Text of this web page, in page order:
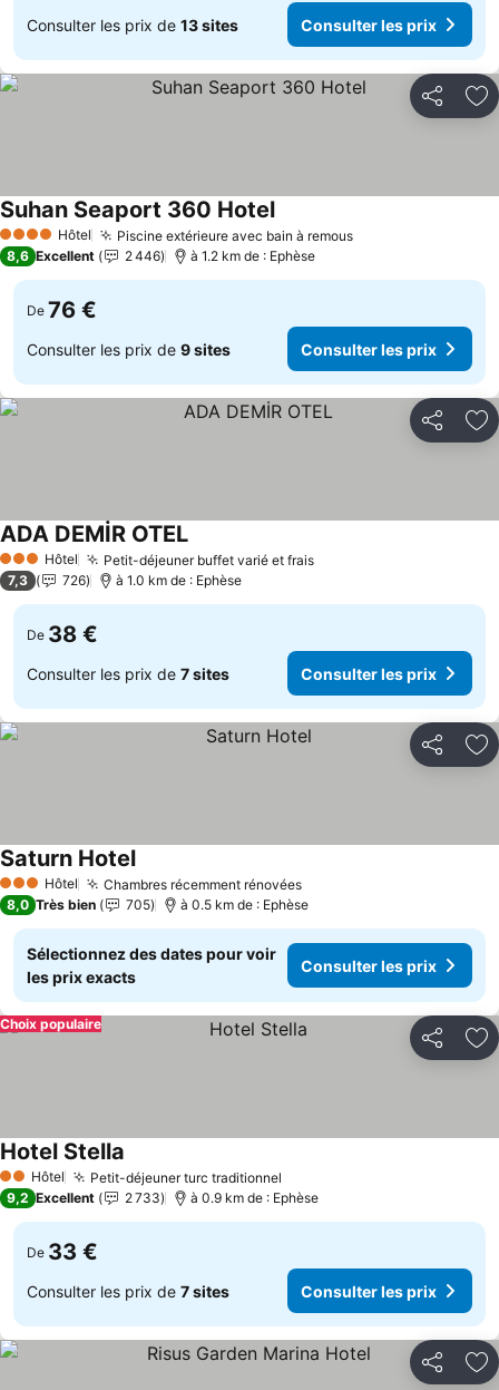
Consulter les prix de 13 sites Consulter les prix
Partager
4 Étoiles Hôtel Piscine extérieure avec bain à remous
Suhan Seaport 360 Hotel
8,6 Excellent 2 446 à 1.2 km de : Ephèse
De 76 €
Consulter les prix de 9 sites Consulter les prix
Partager
3 ÉtoilesHôtel Petit-déjeuner buffet varié et frais
ADA DEMİR OTEL
7,3 726 à 1.0 km de : Ephèse
De 38 €
Consulter les prix de 7 sites Consulter les prix
Partager
3 ÉtoilesHôtel Chambres récemment rénovées
Saturn Hotel
8,0 Très bien 705 à 0.5 km de : Ephèse
Sélectionnez des dates pour voir
les prix exacts
Consulter les prix
Partager
Choix populaire
2 Étoiles
Hôtel Petit-déjeuner turc traditionnel
Hotel Stella
9,2 Excellent 2 733 à 0.9 km de : Ephèse
De 33 €
Consulter les prix de 7 sites Consulter les prix
Partager